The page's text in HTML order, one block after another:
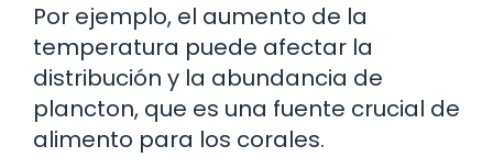
Por ejemplo, el aumento de la
temperatura puede afectar la
distribución y la abundancia de
plancton, que es una fuente crucial de
alimento para los corales.